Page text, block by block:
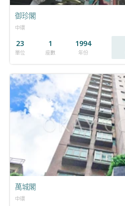
御珍閣
中環
23
單位
1
座數
1994
年份
萬城閣
中環